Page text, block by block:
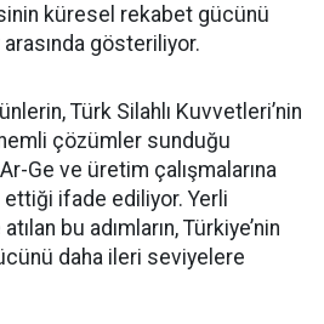
küresel rekabet gücünü
arasında gösteriliyor.
Türk Silahlı Kuvvetleri’nin
çözümler sunduğu
Ge ve üretim çalışmalarına
ifade ediliyor. Yerli
bu adımların, Türkiye’nin
daha ileri seviyelere